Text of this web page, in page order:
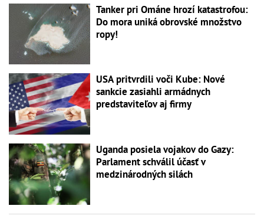
Tanker pri Ománe hrozí katastrofou:
Do mora uniká obrovské množstvo
ropy!
USA pritvrdili voči Kube: Nové
sankcie zasiahli armádnych
predstaviteľov aj firmy
Uganda posiela vojakov do Gazy:
Parlament schválil účasť v
medzinárodných silách